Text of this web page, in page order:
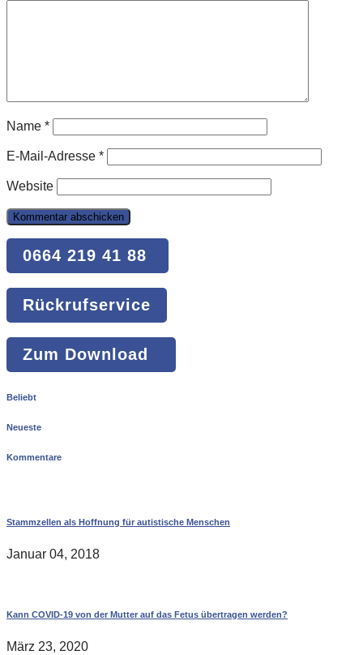
Name *
E-Mail-Adresse *
Website
0664 219 41 88
Rückrufservice
Zum Download
Beliebt
Neueste
Kommentare
Stammzellen als Hoffnung für autistische Menschen
Januar 04, 2018
Kann COVID-19 von der Mutter auf das Fetus übertragen werden?
März 23, 2020